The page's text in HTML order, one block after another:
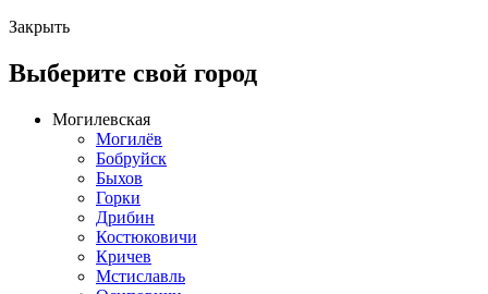
Закрыть
Выберите свой город
Могилевская
Могилёв
Бобруйск
Быхов
Горки
Дрибин
Костюковичи
Кричев
Мстиславль